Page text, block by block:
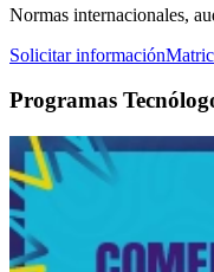
Normas internacionales,
Solicitar información
Programas